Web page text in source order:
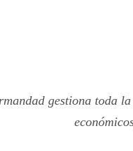
gestiona toda